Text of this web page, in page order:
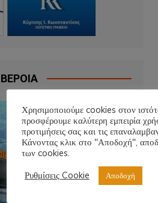
Χρησιμοποιούμε cookies στον
προσφέρουμε καλύτερη εμπειρία
προτιμήσεις σας και τις
Κάνοντας κλικ στο "Αποδοχή",
των cookies.
Ρυθμίσεις Cookie
Αποδοχή